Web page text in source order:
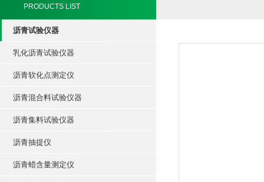
PRODUCTS LIST
沥青试验仪器
乳化沥青试验仪器
沥青软化点测定仪
沥青混合料试验仪器
沥青集料试验仪器
沥青抽提仪
沥青蜡含量测定仪